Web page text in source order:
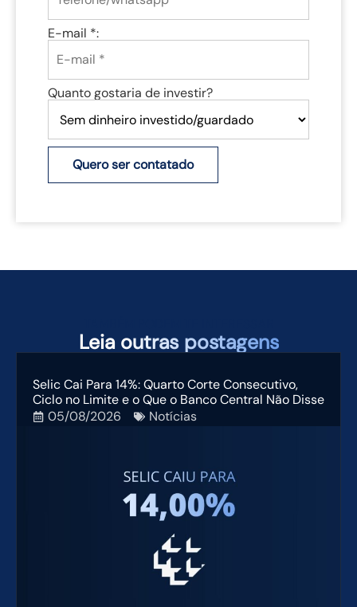
E-mail *:
Quanto gostaria de investir?
Quero ser contatado
Leia outras postagens
Selic Cai Para 14%: Quarto Corte Consecutivo,
Ciclo no Limite e o Que o Banco Central Não Disse
05/08/2026
Notícias